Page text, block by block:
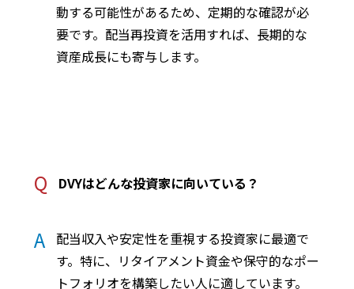
動する可能性があるため、定期的な確認が必
要です。配当再投資を活用すれば、長期的な
資産成長にも寄与します。
Q DVYはどんな投資家に向いている？
A
配当収入や安定性を重視する投資家に最適で
す。特に、リタイアメント資金や保守的なポー
トフォリオを構築したい人に適しています。